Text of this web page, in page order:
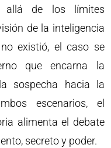
allá de los límites
de la inteligencia
existió, el caso se
que encarna la
sospecha hacia la
escenarios, el
alimenta el debate
secreto y poder.